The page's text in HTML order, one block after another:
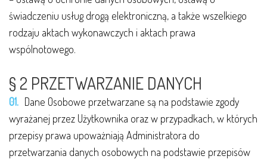
świadczeniu usług drogą elektroniczną, a także wszelkiego
rodzaju aktach wykonawczych i aktach prawa
wspólnotowego.
§ 2 PRZETWARZANIE DANYCH
Dane Osobowe przetwarzane są na podstawie zgody
wyrażanej przez Użytkownika oraz w przypadkach, w których
przepisy prawa upoważniają Administratora do
przetwarzania danych osobowych na podstawie przepisów